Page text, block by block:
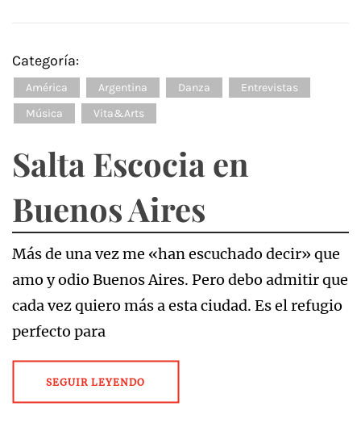
Categoría:
América Argentina Danza
Entrevistas
Música
Vita&Arts
Salta Escocia en
Buenos Aires
Más de una vez me «han escuchado decir» que
amo y odio Buenos Aires. Pero debo admitir que
cada vez quiero más a esta ciudad. Es el refugio
perfecto para
SEGUIR LEYENDO